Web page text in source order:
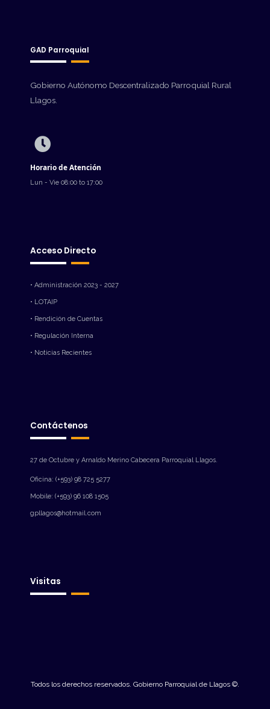
GAD Parroquial
Gobierno Autónomo Descentralizado Parroquial Rural
Llagos.
Horario de Atención
Lun - Vie 08:00 to 17:00
Acceso Directo
• Administración 2023 - 2027
• LOTAIP
• Rendición de Cuentas
• Regulación Interna
• Noticias Recientes
Contáctenos
27 de Octubre y Arnaldo Merino Cabecera Parroquial Llagos.
Oficina: (+593) 98 725 5277
Mobile: (+593) 96 108 1505
gpllagos@hotmail.com
Visitas
Todos los derechos reservados. Gobierno Parroquial de Llagos ©.